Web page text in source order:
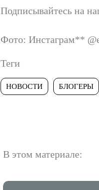
Подписывайтесь на
Фото: Инстаграм**
Теги
НОВОСТИ БЛОГЕРЫ
В этом материале: